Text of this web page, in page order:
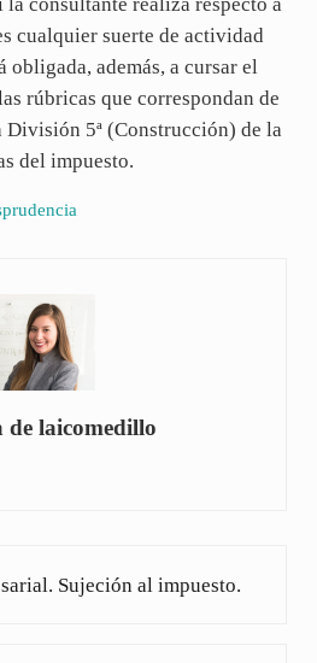
cualquier suerte de actividad
además, a cursar el
rúbricas que correspondan de
División 5ª (Construcción) de la
del impuesto.
delaicomedillo
Sujeción al impuesto.